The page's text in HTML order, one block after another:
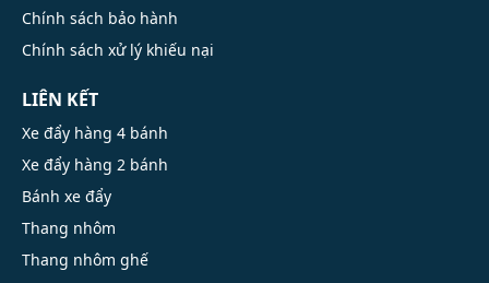
Chính sách bảo hành
Chính sách xử lý khiếu nại
LIÊN KẾT
Xe đẩy hàng 4 bánh
Xe đẩy hàng 2 bánh
Bánh xe đẩy
Thang nhôm
Thang nhôm ghế